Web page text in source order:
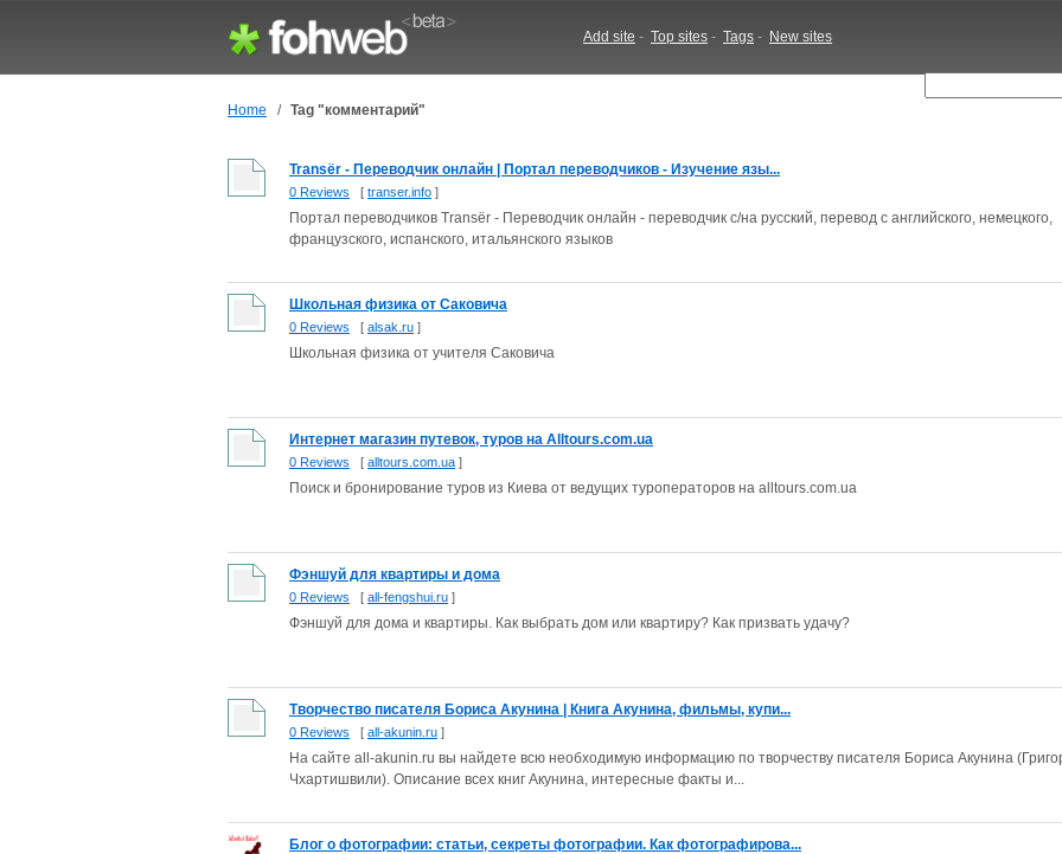
Add site - Top sites - Tags - New sites
Home / Tag "комментарий"
Transёr - Переводчик онлайн | Портал переводчиков - Изучение язы...
0 Reviews [ transer.info ]
Портал переводчиков Transёr - Переводчик онлайн - переводчик с/на русский, перевод с английского, немецкого,
французского, испанского, итальянского языков
Школьная физика от Саковича
0 Reviews [ alsak.ru ]
Школьная физика от учителя Саковича
Интернет магазин путевок, туров на Alltours.com.ua
0 Reviews [ alltours.com.ua ]
Поиск и бронирование туров из Киева от ведущих туроператоров на alltours.com.ua
Фэншуй для квартиры и дома
0 Reviews [ all-fengshui.ru ]
Фэншуй для дома и квартиры. Как выбрать дом или квартиру? Как призвать удачу?
Творчество писателя Бориса Акунина | Книга Акунина, фильмы, купи...
0 Reviews [ all-akunin.ru ]
На сайте all-akunin.ru вы найдете всю необходимую информацию по творчеству писателя Бориса Акунина
Чхартишвили). Описание всех книг Акунина, интересные факты и...
Блог о фотографии: статьи, секреты фотографии. Как фотографирова...